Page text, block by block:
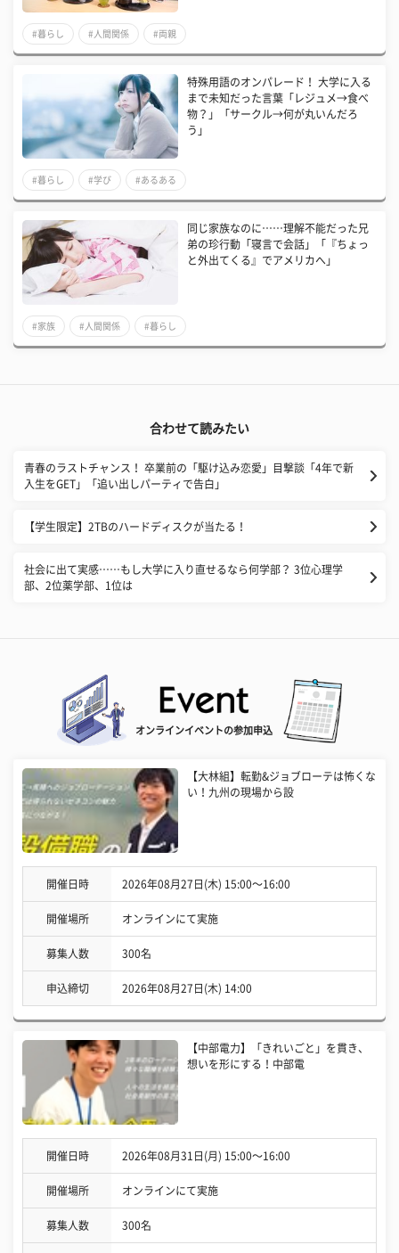
#暮らし #人間関係 #両親
特殊用語のオンパレード！ 大学に入る
まで未知だった言葉「レジュメ→食べ
物？」「サークル→何が丸いんだろ
う」
#暮らし #学び #あるある
同じ家族なのに……理解不能だった兄
弟の珍行動「寝言で会話」「『ちょっ
と外出てくる』でアメリカへ」
#家族 #人間関係 #暮らし
合わせて読みたい
青春のラストチャンス！ 卒業前の「駆け込み恋愛」目撃談「4年で新
入生をGET」「追い出しパーティで告白」
【学生限定】2TBのハードディスクが当たる！
社会に出て実感……もし大学に入り直せるなら何学部？ 3位心理学
部、2位薬学部、1位は
オンラインイベントの参加申込
【大林組】転勤&ジョブローテは怖くな
い！九州の現場から設
開催日時 2026年08月27日(木) 15:00〜16:00
開催場所 オンラインにて実施
募集人数 300名
申込締切 2026年08月27日(木) 14:00
【中部電力】「きれいごと」を貫き、
想いを形にする！中部電
開催日時 2026年08月31日(月) 15:00〜16:00
開催場所 オンラインにて実施
募集人数 300名